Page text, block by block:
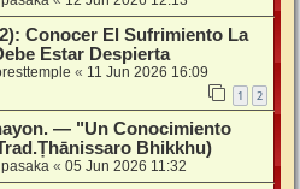
Conocer El Sufrimiento La
Estar Despierta
« 11 Jun 2026 16:09
1 2
— "Un Conocimiento
Bhikkhu)
« 05 Jun 2026 11:32